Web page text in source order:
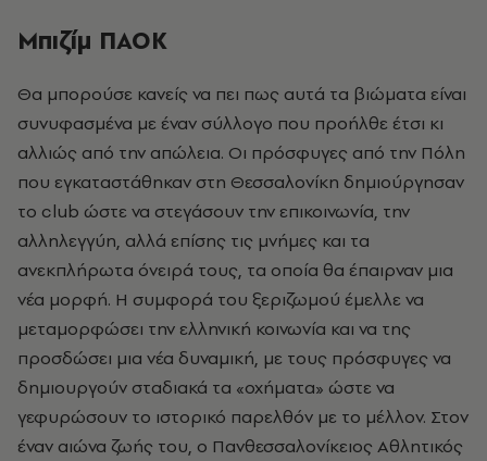
Μπιζίμ ΠΑΟΚ
Θα μπορούσε κανείς να πει πως αυτά τα βιώματα είναι
συνυφασμένα με έναν σύλλογο που προήλθε έτσι κι
αλλιώς από την απώλεια. Οι πρόσφυγες από την Πόλη
που εγκαταστάθηκαν στη Θεσσαλονίκη δημιούργησαν
το club ώστε να στεγάσουν την επικοινωνία, την
αλληλεγγύη, αλλά επίσης τις μνήμες και τα
ανεκπλήρωτα όνειρά τους, τα οποία θα έπαιρναν μια
νέα μορφή. Η συμφορά του ξεριζωμού έμελλε να
μεταμορφώσει την ελληνική κοινωνία και να της
προσδώσει μια νέα δυναμική, με τους πρόσφυγες να
δημιουργούν σταδιακά τα «οχήματα» ώστε να
γεφυρώσουν το ιστορικό παρελθόν με το μέλλον. Στον
έναν αιώνα ζωής του, ο Πανθεσσαλονίκειος Αθλητικός